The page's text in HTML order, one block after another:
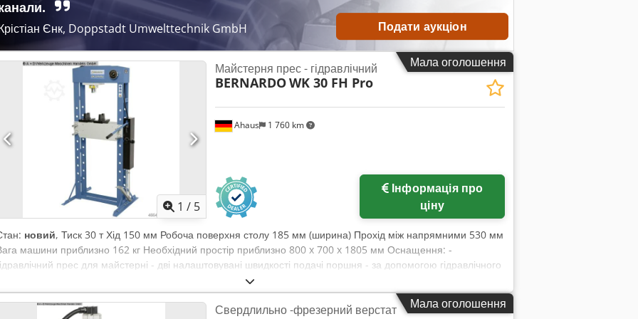
MK 3 / 2 - Цифровий індикатор обертів - LED-машинна лампа - Регульований по висоті захисний
Єнк, Doppstadt Umwelttechnik GmbH Подати аукціон
Мала оголошення
1 / 5
Ahaus 1 760 km
Майстерня прес - гідравлічний
BERNARDOWK 30 FH Pro
ціну
новий, Тиск 30 т Хід 150 мм Робоча поверхня столу 185 мм (ширина) Прохід між напрямними 530 мм
машини приблизно 162 кг Необхідний простір приблизно 800 x 700 x 1805 мм Оснащення: -
прес для майстерні - дві налаштовувані швидкості подачі поршня - за допомогою гідравлічного
насоса - потужний прес для майстерень і ремонтних підприємств - оптимальне співвідношення ціни та
завдяки раціональній конструкції - стандартна педаль дозволяє тримати руки вільними для обробки
деталі Chsdpfxsxabg No Alnoa - розширена сфера застосування завдяки додатковому набору натискних
Мала оголошення
Свердлильно -фрезерний верстат